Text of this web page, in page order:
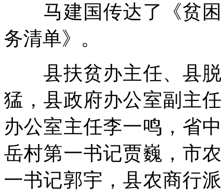
马建国传达了《贫困
务清单》。
县扶贫办主任、县脱
猛，县政府办公室副主
办公室主任李一鸣，省
岳村第一书记贾巍，市
一书记郭宇，县农商行